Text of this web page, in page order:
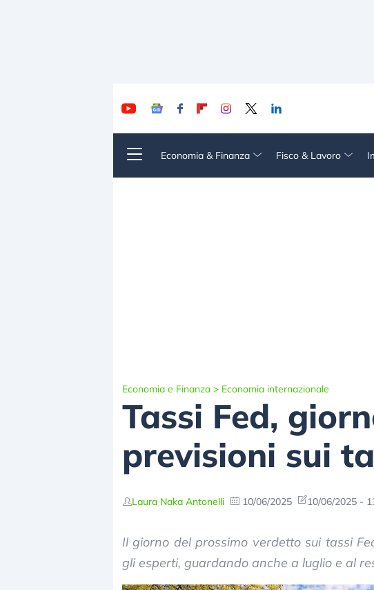
Economia & Finanza Fisco & Lavoro
Economia e Finanza > Economia internazionale
Tassi Fed,
previsioni sui
Laura Naka Antonelli 10/06/2025 10/06/2025 -
Il giorno del prossimo verdetto sui tassi
gli esperti, guardando anche a luglio e al